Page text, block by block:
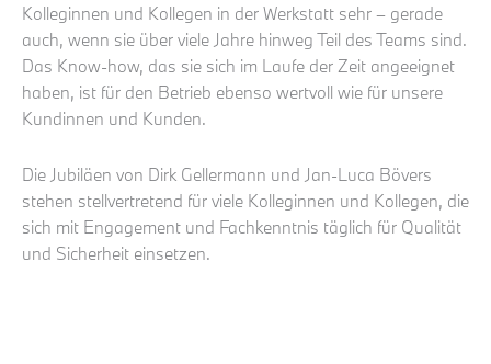
Kolleginnen und Kollegen in der Werkstatt sehr – gerade
auch, wenn sie über viele Jahre hinweg Teil des Teams sind.
Das Know-how, das sie sich im Laufe der Zeit angeeignet
haben, ist für den Betrieb ebenso wertvoll wie für unsere
Kundinnen und Kunden.
Die Jubiläen von Dirk Gellermann und Jan-Luca Bövers
stehen stellvertretend für viele Kolleginnen und Kollegen, die
sich mit Engagement und Fachkenntnis täglich für Qualität
und Sicherheit einsetzen.